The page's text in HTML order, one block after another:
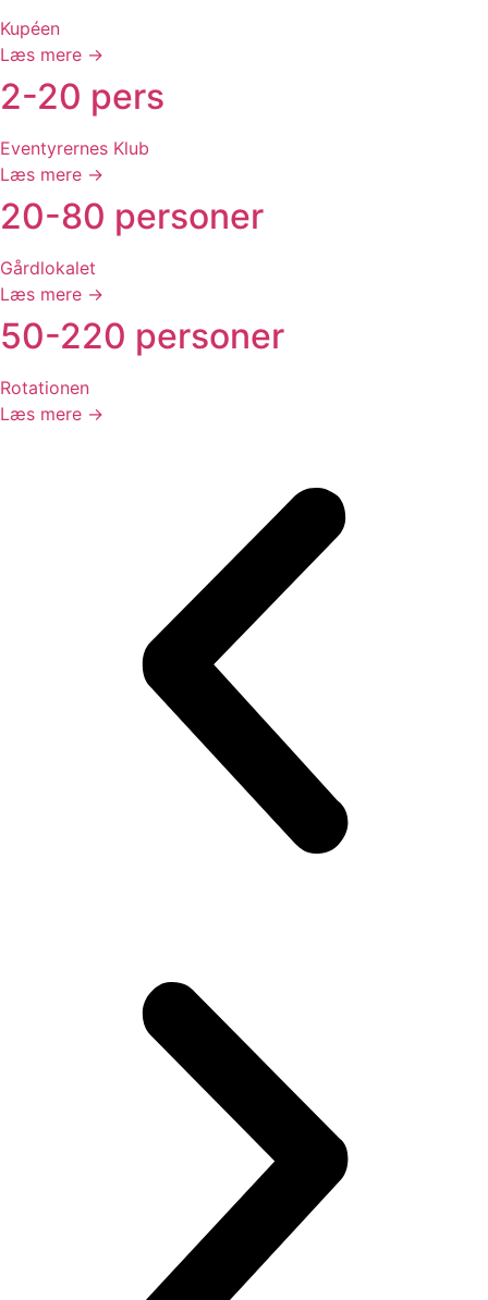
Kupéen
Læs mere →
2-20 pers
Eventyrernes Klub
Læs mere →
20-80 personer
Gårdlokalet
Læs mere →
50-220 personer
Rotationen
Læs mere →